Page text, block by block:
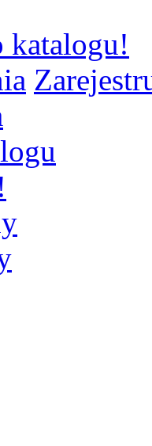
katalogu!